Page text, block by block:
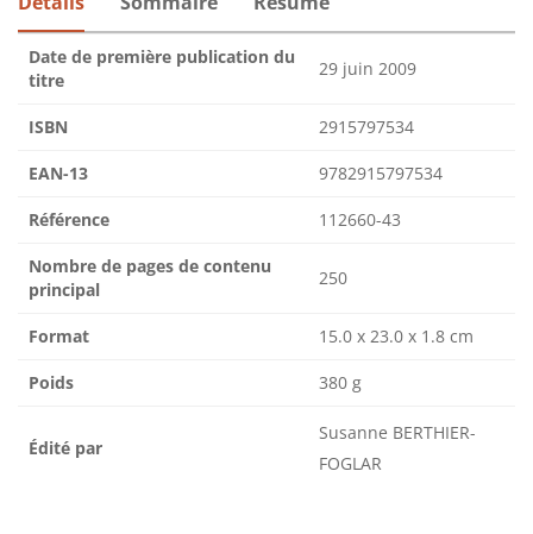
Date de première publication du
titre
29 juin 2009
ISBN 2915797534
EAN-13 9782915797534
Référence 112660-43
Nombre de pages de contenu
principal
250
Format 15.0 x 23.0 x 1.8 cm
Poids 380 g
Édité par
Susanne BERTHIER-
FOGLAR